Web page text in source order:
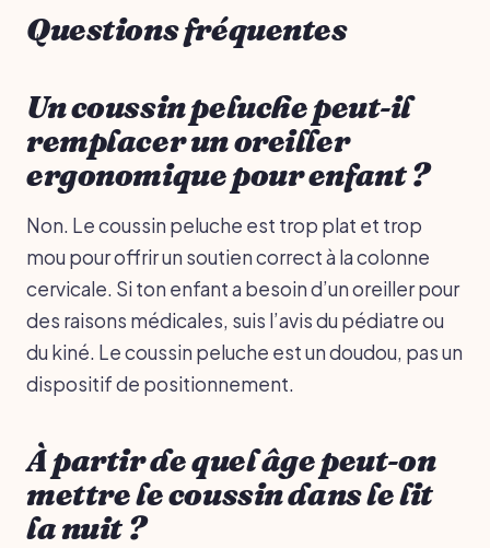
Questions fréquentes
Un coussin peluche peut-il
remplacer un oreiller
ergonomique pour enfant ?
Non. Le coussin peluche est trop plat et trop
mou pour offrir un soutien correct à la colonne
cervicale. Si ton enfant a besoin d’un oreiller pour
des raisons médicales, suis l’avis du pédiatre ou
du kiné. Le coussin peluche est un doudou, pas un
dispositif de positionnement.
À partir de quel âge peut-on
mettre le coussin dans le lit
la nuit ?